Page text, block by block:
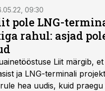
sügisel võimalikke gaasi
tulenevaid riske ning hoida
tootmisüksuste
09:30
pole LNG-
rahul: asjad
Liit märgib,
ja LNG-terminali
hea uudis, kuid praegu